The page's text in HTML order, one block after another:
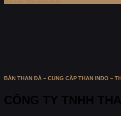
BÁN THAN ĐÁ – CUNG CẤP THAN INDO –
CÔNG TY TNHH